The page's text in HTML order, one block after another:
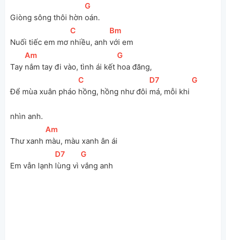
Giòng sông thôi hờn
[
G
oán.
Nuối tiếc em mơ
[
C
nhiều, anh
[Bm
với em
Tay
[
Am
nắm tay đi vào, tình ái kết
[
G
hoa đăng,
Để mùa xuân pháo
[
C
hồng, hồng như đôi
[D7
má, mỗi khi
[
G
nhìn anh.
Thư xanh
[
Am
màu, màu xanh ân ái
Em vẫn lạnh
[D7
lùng vì
[
G
vắng anh